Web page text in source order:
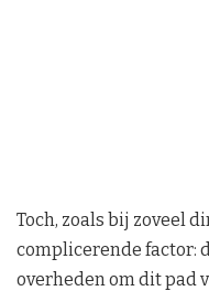
Toch, zoals bij zoveel
complicerende factor:
overheden om dit pad